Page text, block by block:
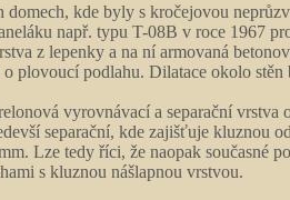
kde byly s kročejovou
např. typu T-08B v roce 1967
z lepenky a na ní armovaná
plovoucí podlahu. Dilatace okolo
vyrovnávací a separační vrstva
separační, kde zajišťuje kluznou
Lze tedy říci, že naopak současné
s kluznou nášlapnou vrstvou.